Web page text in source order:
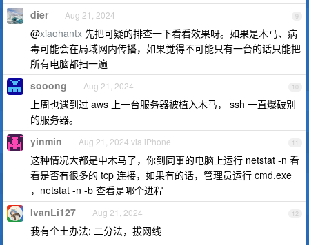
9
dier Aug 21, 2024
@xiaohantx 先把可疑的排查一下看看效果呀。如果是木马、病
毒可能会在局域网内传播，如果觉得不可能只有一台的话只能把
所有电脑都扫一遍
10
sooong Aug 21, 2024
上周也遇到过 aws 上一台服务器被植入木马， ssh 一直爆破别
的服务器。
11
yinmin Aug 21, 2024 via iPhone
这种情况大都是中木马了，你到同事的电脑上运行 netstat -n 看
看是否有很多的 tcp 连接，如果有的话，管理员运行 cmd.exe
，netstat -n -b 查看是哪个进程
12
IvanLi127 Aug 21, 2024
我有个土办法: 二分法，拔网线